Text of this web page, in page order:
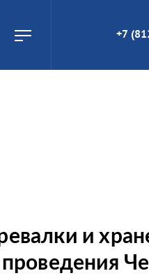
ПОИСК+7
и
проведения